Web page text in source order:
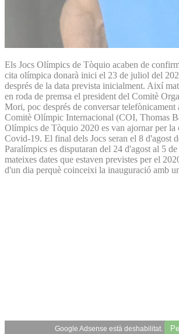
Els Jocs Olímpics de Tòquio acaben de
cita olímpica donarà inici el 23 de juliol del
després de la data prevista inicialment. Així
en roda de premsa el president del Comitè
Mori, poc després de conversar telefònicament
Comitè Olímpic Internacional (COI, Thomas
Olímpics de Tòquio 2020 es van ajornar per la
Covid-19. El final dels Jocs seran el 8 d'agost
Paralímpics es disputaran del 24 d'agost al 5
mateixes dates que estaven previstes per el
d'un dia perquè coinceixi la inauguració amb
Google Adsense està deshabilitat.